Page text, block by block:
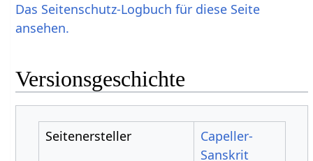
Das Seitenschutz-Logbuch für diese Seite
ansehen.
Versionsgeschichte
Seitenersteller
Capeller-
Sanskrit